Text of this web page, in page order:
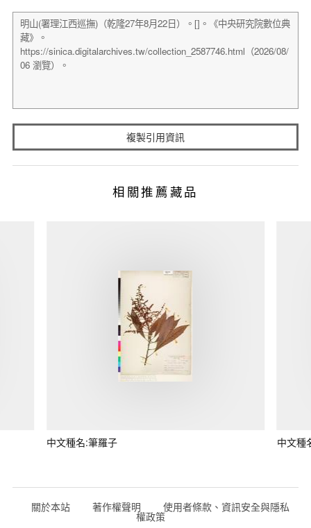
複製引用資訊
相關推薦藏品
中文種名:筆羅子 中文種
關於本站 著作權聲明 使用者條款、資訊安全與隱私
權政策